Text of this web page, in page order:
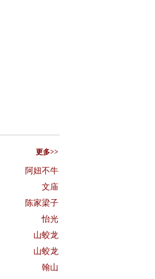
更多>>
阿妞不牛
文庙
陈家梁子
怡光
山蛟龙
山蛟龙
翰山